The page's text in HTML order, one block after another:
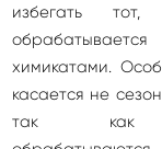
избегать тот,
обрабатывается
химикатами.
касается не
так как